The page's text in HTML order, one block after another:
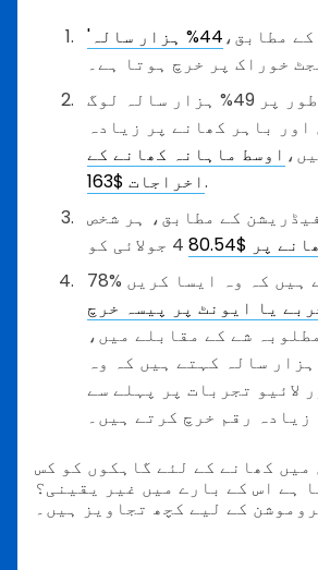
مطابق،44% ہزار سالہ'
خوراک پر خرچ ہوتا ہے۔
مجموعی طور پر 49% ہزار سالہ لوگ
باہر کھانے پر زیادہ
اوسط ماہانہ کھانے کے
اخراجات $163.
کے مطابق، ہر شخص
پر $80.54
78% ہزار سالہ کہتے ہیں کہ وہ ایسا کریں
یا ایونٹ پر پیسہ خرچ
شے کے مقابلے میں،
55% ہزار سالہ کہتے ہیں کہ وہ
لائیو تجربات پر پہلے سے
زیادہ رقم خرچ کرتے ہیں۔
میں کھانے کے لئے گاہکوں کو کس
ہے اس کے بارے میں غیر یقینی؟
کے لیے کچھ تجاویز ہیں۔